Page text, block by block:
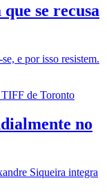
se recusa
e por isso resistem.
no
Siqueira integra